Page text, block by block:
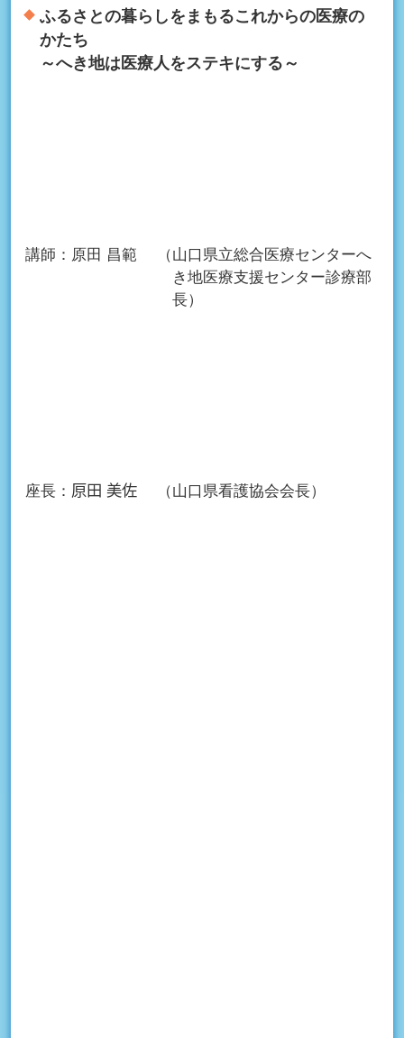
ふるさとの暮らしをまもるこれからの医療の
かたち
～へき地は医療人をステキにする～
講師： 原田 昌範
（山口県立総合医療センターへ
き地医療支援センター診療部
長）
座長： 𠩤田 美佐 （山口県看護協会会長）